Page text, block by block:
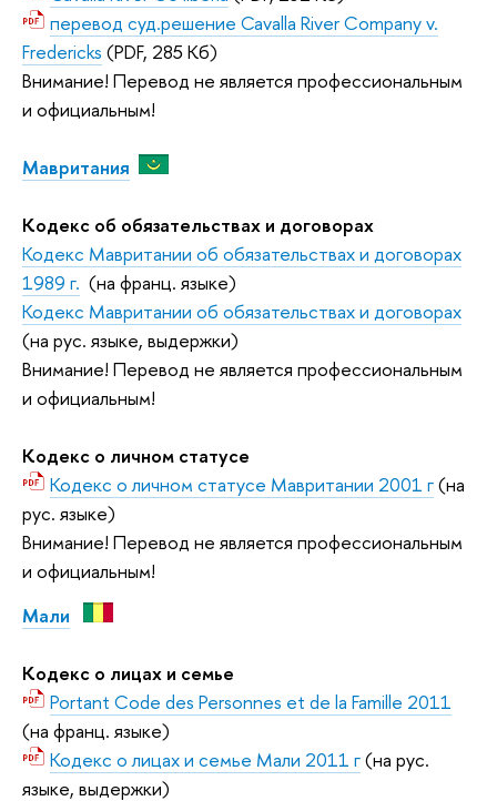
перевод суд.решение Cavalla River Company v.
Fredericks (PDF, 285 Кб)
Внимание! Перевод не является профессиональным
и официальным!
Мавритания
Кодекс об обязательствах и договорах
Кодекс Мавритании об обязательствах и договорах
1989 г. (на франц. языке)
Кодекс Мавритании об обязательствах и договорах
(на рус. языке, выдержки)
Внимание! Перевод не является профессиональным
и официальным!
Кодекс о личном статусе
Кодекс о личном статусе Мавритании 2001 г(на
рус. языке)
Внимание! Перевод не является профессиональным
и официальным!
Мали
Кодекс о лицах и семье
Portant Code des Personnes et de la Famille 2011
(на франц. языке)
Кодекс о лицах и семье Мали 2011 г(на рус.
языке, выдержки)